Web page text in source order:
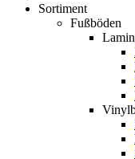
Sortiment
Fußböden